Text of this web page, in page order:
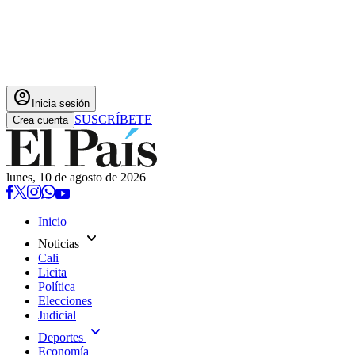
account_circle Inicia sesión
Crea cuenta SUSCRÍBETE
lunes, 10 de agosto de 2026
Inicio
Noticias expand_more
Cali
Licita
Política
Elecciones
Judicial
Deportes expand_more
Economía